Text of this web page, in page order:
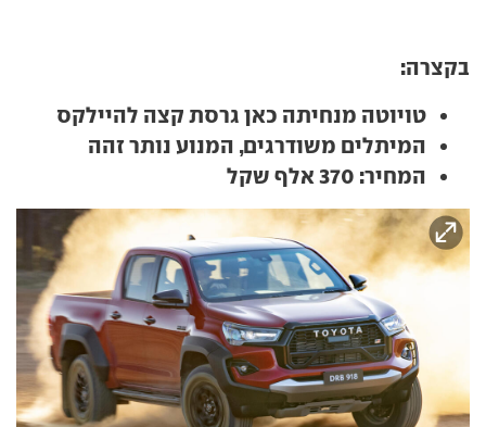
בקצרה:
טויוטה מנחיתה כאן גרסת קצה להיילקס
המיתלים משודרגים, המנוע נותר זהה
המחיר: 370 אלף שקל